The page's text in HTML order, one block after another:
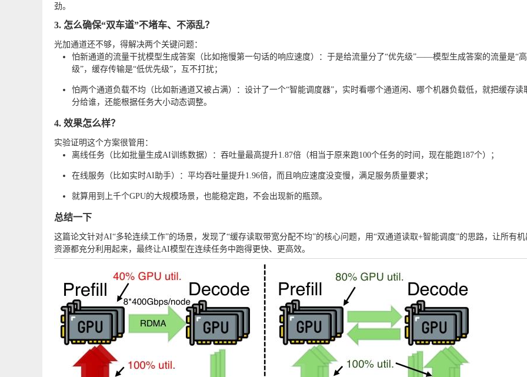
劲。
3. 怎么确保“双车道”不堵车、不添乱？
光加通道还不够，得解决两个关键问题：
怕新通道的流量干扰模型生成答案（比如拖慢第一句话的响应速度）：于是给流量分了“优先级”——模型生成答案的流量是“
级”，缓存传输是“低优先级”，互不打扰；
怕两个通道负载不均（比如新通道又被占满）：设计了一个“智能调度器”，实时看哪个通道闲、哪个机器负载低，就把缓存读
分给谁，还能根据任务大小动态调整。
4. 效果怎么样？
实验证明这个方案很管用：
离线任务（比如批量生成AI训练数据）：吞吐量最高提升1.87倍（相当于原来跑100个任务的时间，现在能跑187个）；
在线服务（比如实时AI助手）：平均吞吐量提升1.96倍，而且响应速度没变慢，满足服务质量要求；
就算用到上千个GPU的大规模场景，也能稳定跑，不会出现新的瓶颈。
总结一下
这篇论文针对AI“多轮连续工作”的场景，发现了“缓存读取带宽分配不均”的核心问题，用“双通道读取+智能调度”的思路，让所有机
资源都充分利用起来，最终让AI模型在连续任务中跑得更快、更高效。